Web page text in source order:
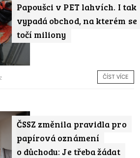
Papoušci v PET lahvích. I tak
vypadá obchod, na kterém se
točí miliony
ČÍST VÍCE
ČSSZ změnila pravidla pro
papírová oznámení
o důchodu: Je třeba žádat